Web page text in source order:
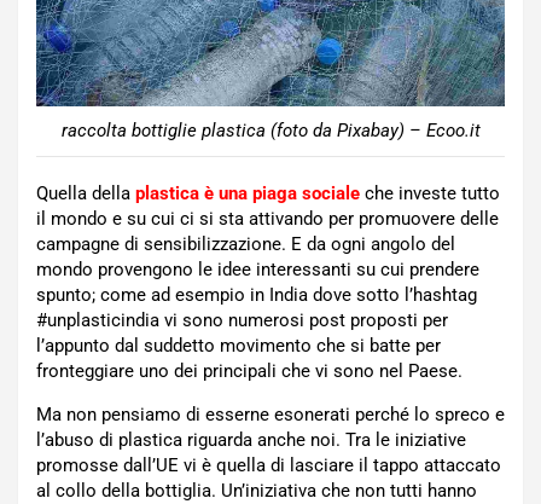
raccolta bottiglie plastica (foto da Pixabay) – Ecoo.it
Quella della plastica è una piaga sociale che investe tutto
il mondo e su cui ci si sta attivando per promuovere delle
campagne di sensibilizzazione. E da ogni angolo del
mondo provengono le idee interessanti su cui prendere
spunto; come ad esempio in India dove sotto l’hashtag
#unplasticindia vi sono numerosi post proposti per
l’appunto dal suddetto movimento che si batte per
fronteggiare uno dei principali che vi sono nel Paese.
Ma non pensiamo di esserne esonerati perché lo spreco e
l’abuso di plastica riguarda anche noi. Tra le iniziative
promosse dall’UE vi è quella di lasciare il tappo attaccato
al collo della bottiglia. Un’iniziativa che non tutti hanno